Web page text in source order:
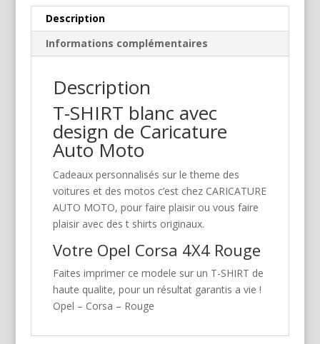
Description
Informations complémentaires
Description
T-SHIRT blanc avec
design de Caricature
Auto Moto
Cadeaux personnalisés sur le theme des
voitures et des motos c’est chez CARICATURE
AUTO MOTO, pour faire plaisir ou vous faire
plaisir avec des t shirts originaux.
Votre Opel Corsa 4X4 Rouge
Faites imprimer ce modele sur un T-SHIRT de
haute qualite, pour un résultat garantis a vie !
Opel – Corsa – Rouge